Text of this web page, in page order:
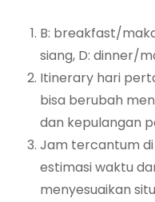
B: breakfast/
siang, D: dinner/
Itinerary hari
bisa berubah
dan kepulangan
Jam tercantum
estimasi waktu
menyesuaikan